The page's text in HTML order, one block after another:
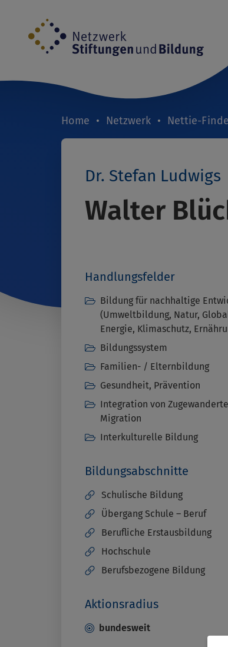
Inhalt
Breadcrumb
Home Netzwerk Nettie-
Dr. Stefan Ludwigs
Walter
Handlungsfelder
Bildung für nachhaltige
(Umweltbildung, Natur,
Energie, Klimaschutz,
Bildungssystem
Familien- / Elternbildung
Gesundheit, Prävention
Integration von
Migration
Interkulturelle Bildung
Bildungsabschnitte
Schulische Bildung
Übergang Schule – Beruf
Berufliche Erstausbildung
Hochschule
Berufsbezogene Bildung
Aktionsradius
bundesweit